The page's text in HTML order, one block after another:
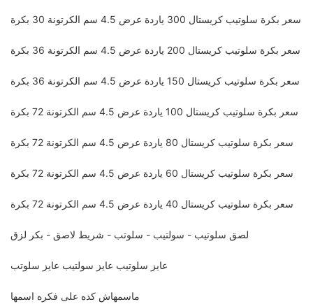
سعر بكرة سلوتيب كريستال 300 ياردة عرض 4.5 سم الكرتونة 30 بكرة
سعر بكرة سلوتيب كريستال 200 ياردة عرض 4.5 سم الكرتونة 36 بكرة
سعر بكرة سلوتيب كريستال 150 ياردة عرض 4.5 سم الكرتونة 36 بكرة
سعر بكرة سلوتيب كريستال 100 ياردة عرض 4.5 سم الكرتونة 72 بكرة
سعر بكرة سلوتيب كريستال 80 ياردة عرض 4.5 سم الكرتونة 72 بكرة
سعر بكرة سلوتيب كريستال 60 ياردة عرض 4.5 سم الكرتونة 72 بكرة
سعر بكرة سلوتيب كريستال 40 ياردة عرض 4.5 سم الكرتونة 72 بكرة
لصق سلوتيب - سولتيب - سلوتب - شريط لاصق - بكر لزق
عايز سلوتيب عايز سولتيب عايز سلوتب
ماسمهاش كده على فكره اسمها